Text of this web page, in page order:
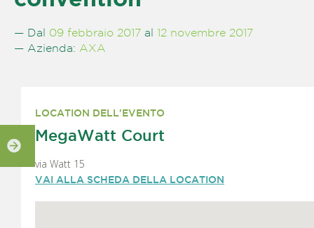
— Dal 09 febbraio 2017 al 12 novembre 2017
— Azienda: AXA
LOCATION DELL'EVENTO
MegaWatt Court
via Watt 15
VAI ALLA SCHEDA DELLA LOCATION